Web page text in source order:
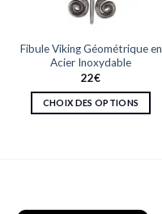
Fibule Viking Géométrique en
Acier Inoxydable
22€
CHOIX DES OPTIONS
Les